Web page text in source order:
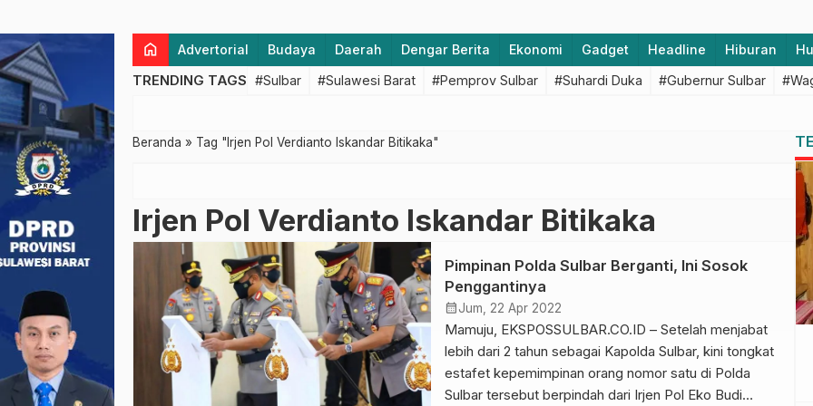
home Advertorial Budaya Daerah Dengar Berita Ekonomi Gadget Headline Hiburan
TRENDING TAGS #Sulbar #Sulawesi Barat #Pemprov Sulbar #Suhardi Duka #Gubernur Sulbar
Beranda » Tag "Irjen Pol Verdianto Iskandar Bitikaka"
Irjen Pol Verdianto Iskandar Bitikaka
Pimpinan Polda Sulbar Berganti, Ini Sosok
Penggantinya
calendar_monthJum, 22 Apr 2022
Mamuju, EKSPOSSULBAR.CO.ID – Setelah menjabat
lebih dari 2 tahun sebagai Kapolda Sulbar, kini tongkat
estafet kepemimpinan orang nomor satu di Polda
Sulbar tersebut berpindah dari Irjen Pol Eko Budi